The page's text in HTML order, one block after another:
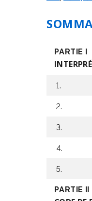
PARTIE I
1.
2.
3.
4.
5.
PARTIE II